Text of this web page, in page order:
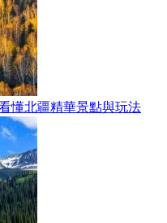
懂北疆精華景點與玩法